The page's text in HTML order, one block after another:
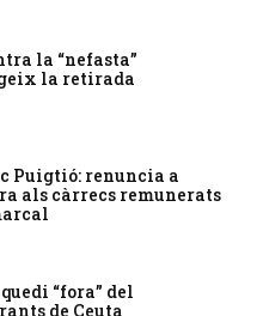
la “nefasta”
la retirada
Puigtió: renuncia a
als càrrecs remunerats
“fora” del
de Ceuta